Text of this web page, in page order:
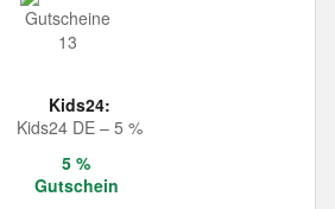
Kids24:
Kids24 DE – 5 %
5 %
Gutschein